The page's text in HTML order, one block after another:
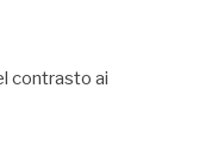
contrasto ai